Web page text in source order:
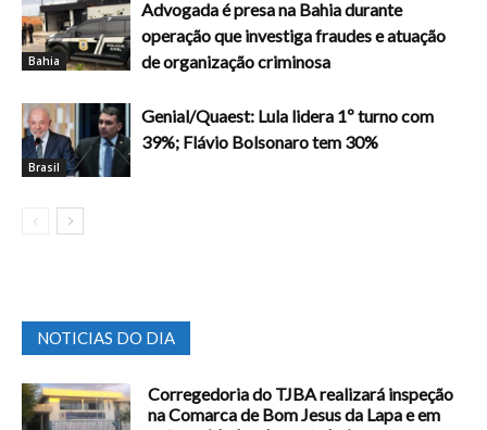
Bahia
Advogada é presa na Bahia durante
operação que investiga fraudes e atuação
de organização criminosa
Brasil
Genial/Quaest: Lula lidera 1º turno com
39%; Flávio Bolsonaro tem 30%
NOTICIAS DO DIA
Corregedoria do TJBA realizará inspeção
na Comarca de Bom Jesus da Lapa e em